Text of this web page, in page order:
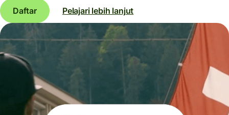
Daftar Pelajari lebih lanjut